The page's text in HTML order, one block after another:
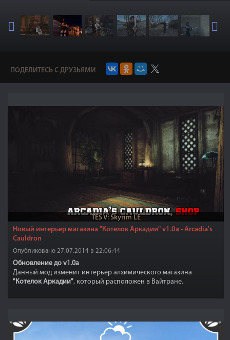
ПОДЕЛИТЕСЬ С ДРУЗЬЯМИ
TES V: Skyrim LE
Новый интерьер магазина "Котелок Аркадии" v1.0a - Arcadia's
Cauldron
Опубликовано 27.07.2014 в 22:06:44
Обновление до v1.0a
Данный мод изменит интерьер алхимического магазина
"Котелок Аркадии", который расположен в Вайтране.